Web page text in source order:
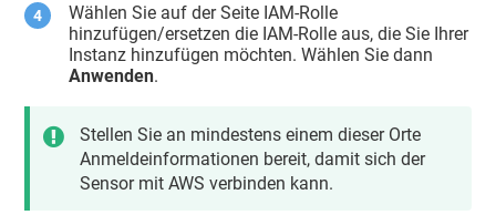
Wählen Sie auf der Seite IAM-Rolle
hinzufügen/ersetzen die IAM-Rolle aus, die Sie Ihrer
Instanz hinzufügen möchten. Wählen Sie dann
Anwenden.
Stellen Sie an mindestens einem dieser Orte
Anmeldeinformationen bereit, damit sich der
Sensor mit AWS verbinden kann.